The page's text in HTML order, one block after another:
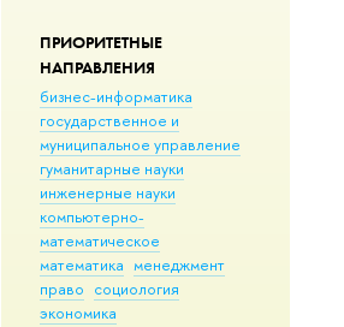
ПРИОРИТЕТНЫЕ
НАПРАВЛЕНИЯ
бизнес-информатика
государственное и
муниципальное управление
гуманитарные науки
инженерные науки
компьютерно-
математическое
математика менеджмент
право социология
экономика